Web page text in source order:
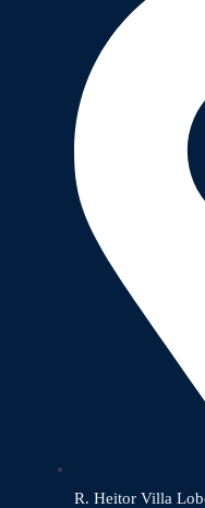
R. Heitor Villa